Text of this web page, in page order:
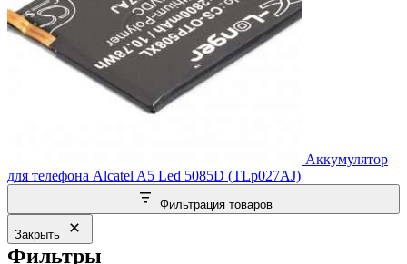
Аккумулятор
для телефона Alcatel A5 Led 5085D (TLp027AJ)
Фильтрация товаров
Закрыть
Фильтры